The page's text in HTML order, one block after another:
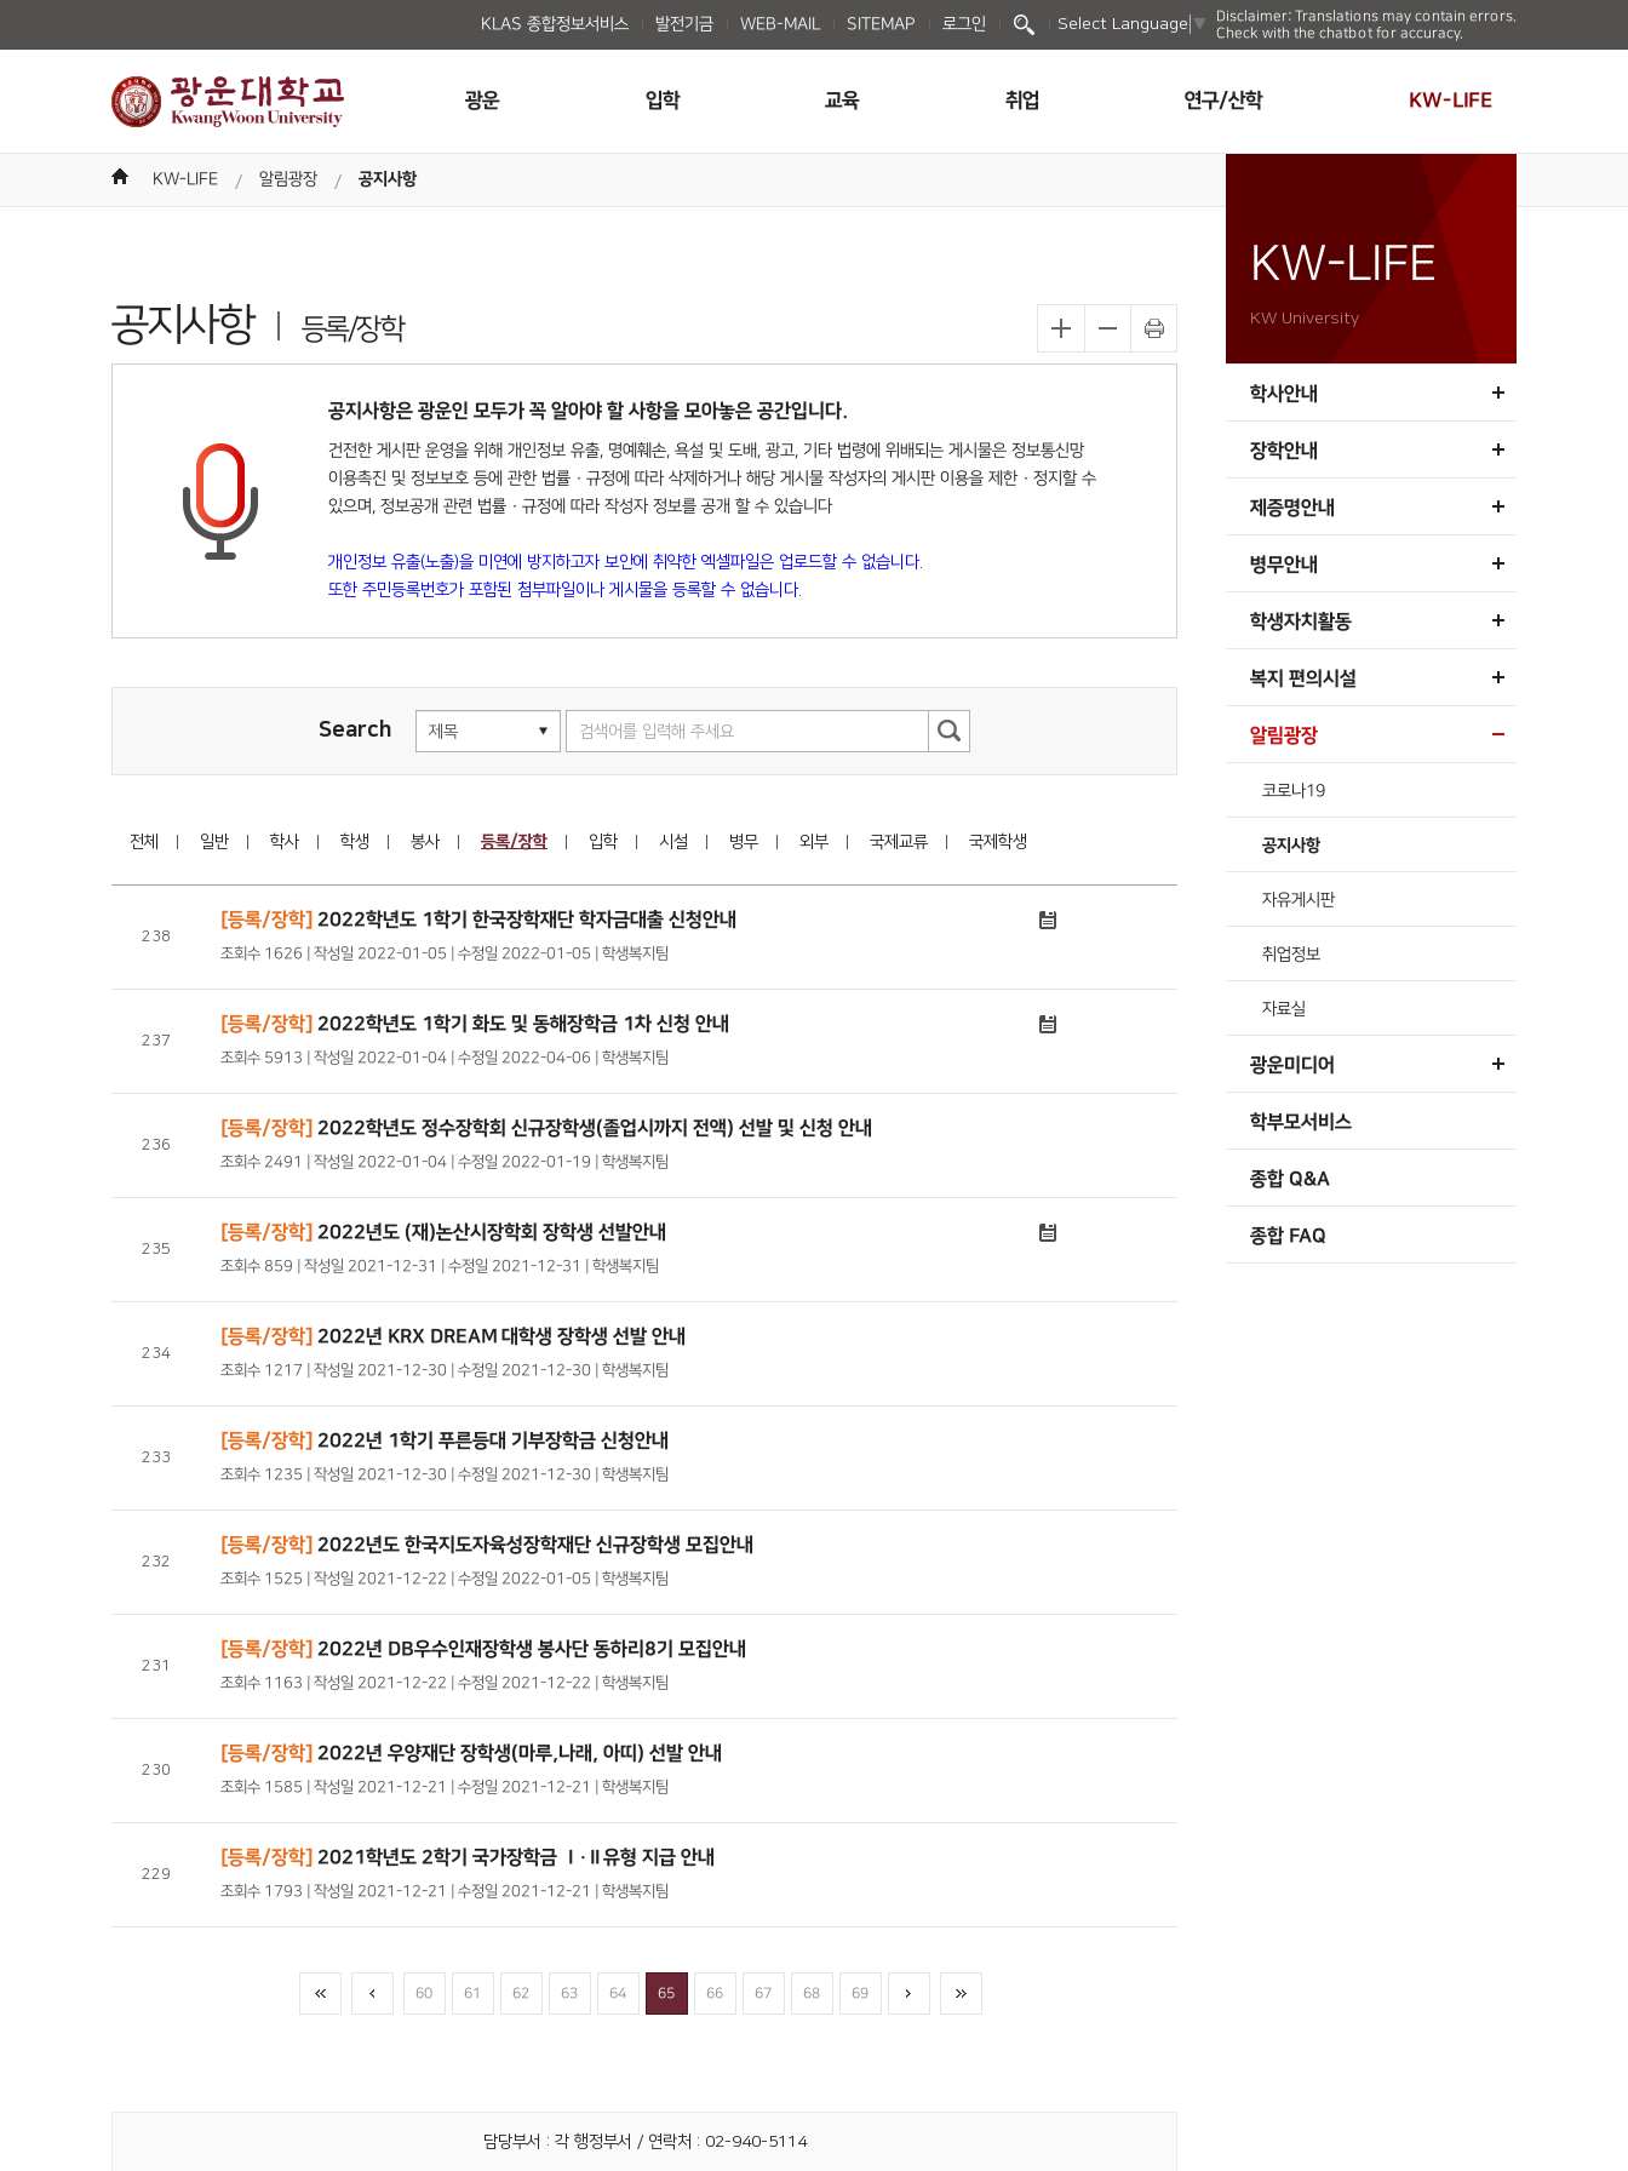
KLAS 종합정보서비스 발전기금 WEB-MAIL SITEMAP 로그인 Select Language ▼
Disclaimer: Translations may contain errors.
Check with the chatbot for accuracy.
광운 입학 교육 취업 연구/산학 KW-LIFE
KW-LIFE 알림광장 공지사항
공지사항 등록/장학
공지사항은 광운인 모두가 꼭 알아야 할 사항을 모아놓은 공간입니다.
건전한 게시판 운영을 위해 개인정보 유출, 명예훼손, 욕설 및 도배, 광고, 기타 법령에 위배되는 게시물은 정보통신망
이용촉진 및 정보보호 등에 관한 법률 · 규정에 따라 삭제하거나 해당 게시물 작성자의 게시판 이용을 제한 · 정지할 수
있으며, 정보공개 관련 법률 · 규정에 따라 작성자 정보를 공개 할 수 있습니다
개인정보 유출(노출)을 미연에 방지하고자 보안에 취약한 엑셀파일은 업로드할 수 없습니다.
또한 주민등록번호가 포함된 첨부파일이나 게시물을 등록할 수 없습니다.
Search
전체 일반 학사 학생 봉사 등록/장학 입학 시설 병무 외부 국제교류 국제학생
238
[등록/장학] 2022학년도 1학기 한국장학재단 학자금대출 신청안내
조회수 1626 | 작성일 2022-01-05 | 수정일 2022-01-05 | 학생복지팀
237
[등록/장학] 2022학년도 1학기 화도 및 동해장학금 1차 신청 안내
조회수 5913 | 작성일 2022-01-04 | 수정일 2022-04-06 | 학생복지팀
236
[등록/장학] 2022학년도 정수장학회 신규장학생(졸업시까지 전액) 선발 및 신청 안내
조회수 2491 | 작성일 2022-01-04 | 수정일 2022-01-19 | 학생복지팀
235
[등록/장학] 2022년도 (재)논산시장학회 장학생 선발안내
조회수 859 | 작성일 2021-12-31 | 수정일 2021-12-31 | 학생복지팀
234
[등록/장학] 2022년 KRX DREAM 대학생 장학생 선발 안내
조회수 1217 | 작성일 2021-12-30 | 수정일 2021-12-30 | 학생복지팀
233
[등록/장학] 2022년 1학기 푸른등대 기부장학금 신청안내
조회수 1235 | 작성일 2021-12-30 | 수정일 2021-12-30 | 학생복지팀
232
[등록/장학] 2022년도 한국지도자육성장학재단 신규장학생 모집안내
조회수 1525 | 작성일 2021-12-22 | 수정일 2022-01-05 | 학생복지팀
231
[등록/장학] 2022년 DB우수인재장학생 봉사단 동하리8기 모집안내
조회수 1163 | 작성일 2021-12-22 | 수정일 2021-12-22 | 학생복지팀
230
[등록/장학] 2022년 우양재단 장학생(마루,나래, 아띠) 선발 안내
조회수 1585 | 작성일 2021-12-21 | 수정일 2021-12-21 | 학생복지팀
229
[등록/장학] 2021학년도 2학기 국가장학금 Ⅰ·Ⅱ유형 지급 안내
조회수 1793 | 작성일 2021-12-21 | 수정일 2021-12-21 | 학생복지팀
60 61 62 63 64 65 66 67 68 69
담당부서 : 각 행정부서 / 연락처 : 02-940-5114
KW-LIFE
KW University
학사안내
장학안내
제증명안내
병무안내
학생자치활동
복지 편의시설
알림광장
코로나19
공지사항
자유게시판
취업정보
자료실
광운미디어
학부모서비스
종합 Q&A
종합 FAQ